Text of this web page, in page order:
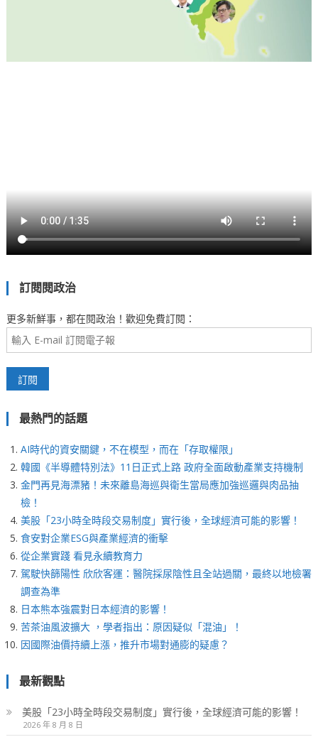
訂閱閱政治
更多新鮮事，都在閱政治！歡迎免費訂閱：
最熱門的話題
AI時代的資安關鍵，不在模型，而在「存取權限」
韓國《半導體特別法》11日正式上路 政府全面啟動產業支持機制
金門再見海漂豬！未來離島海巡與衛生當局應加強巡邏與肉品抽
檢！
美股「23小時全時段交易制度」實行後，全球經濟可能的影響！
食安對企業ESG與產業經濟的衝擊
從企業實踐 看見永續教育力
駕駛快篩陽性 欣欣客運：醫院採尿陰性且全站過關，最終以地檢署
調查為準
日本熊本強震對日本經濟的影響！
苦茶油風波擴大 ，學者指出：原因疑似「混油」！
因國際油價持續上漲，推升市場對通膨的疑慮？
最新觀點
美股「23小時全時段交易制度」實行後，全球經濟可能的影響！
2026 年 8 月 8 日